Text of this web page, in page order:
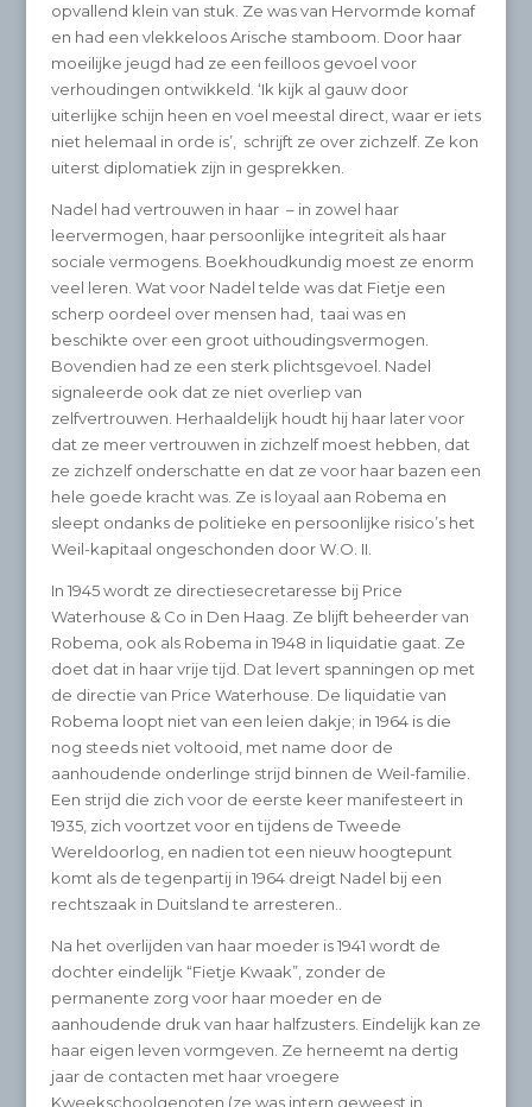
opvallend klein van stuk. Ze was van Hervormde komaf
en had een vlekkeloos Arische stamboom. Door haar
moeilijke jeugd had ze een feilloos gevoel voor
verhoudingen ontwikkeld. ‘Ik kijk al gauw door
uiterlijke schijn heen en voel meestal direct, waar er iets
niet helemaal in orde is’, schrijft ze over zichzelf. Ze kon
uiterst diplomatiek zijn in gesprekken.
Nadel had vertrouwen in haar – in zowel haar
leervermogen, haar persoonlijke integriteit als haar
sociale vermogens. Boekhoudkundig moest ze enorm
veel leren. Wat voor Nadel telde was dat Fietje een
scherp oordeel over mensen had, taai was en
beschikte over een groot uithoudingsvermogen.
Bovendien had ze een sterk plichtsgevoel. Nadel
signaleerde ook dat ze niet overliep van
zelfvertrouwen. Herhaaldelijk houdt hij haar later voor
dat ze meer vertrouwen in zichzelf moest hebben, dat
ze zichzelf onderschatte en dat ze voor haar bazen een
hele goede kracht was. Ze is loyaal aan Robema en
sleept ondanks de politieke en persoonlijke risico’s het
Weil-kapitaal ongeschonden door W.O. II.
In 1945 wordt ze directiesecretaresse bij Price
Waterhouse & Co in Den Haag. Ze blijft beheerder van
Robema, ook als Robema in 1948 in liquidatie gaat. Ze
doet dat in haar vrije tijd. Dat levert spanningen op met
de directie van Price Waterhouse. De liquidatie van
Robema loopt niet van een leien dakje; in 1964 is die
nog steeds niet voltooid, met name door de
aanhoudende onderlinge strijd binnen de Weil-familie.
Een strijd die zich voor de eerste keer manifesteert in
1935, zich voortzet voor en tijdens de Tweede
Wereldoorlog, en nadien tot een nieuw hoogtepunt
komt als de tegenpartij in 1964 dreigt Nadel bij een
rechtszaak in Duitsland te arresteren..
Na het overlijden van haar moeder is 1941 wordt de
dochter eindelijk “Fietje Kwaak”, zonder de
permanente zorg voor haar moeder en de
aanhoudende druk van haar halfzusters. Eindelijk kan ze
haar eigen leven vormgeven. Ze herneemt na dertig
jaar de contacten met haar vroegere
Kweekschoolgenoten (ze was intern geweest in